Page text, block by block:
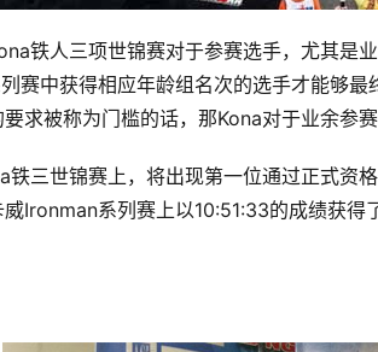
铁人三项世锦赛对于参赛选手，尤其是
赛中获得相应年龄组名次的选手才能够
求被称为门槛的话，那Kona对于业余参
三世锦赛上，将出现第一位通过正式资格
威Ironman系列赛上以10:51:33的成绩获得